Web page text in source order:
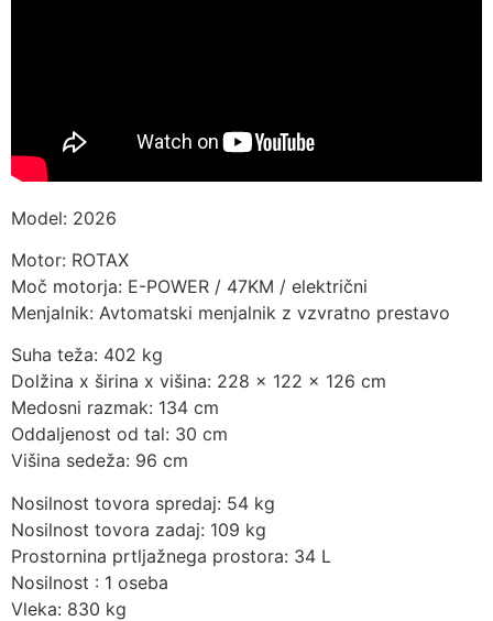
Model: 2026
Motor: ROTAX
Moč motorja: E-POWER / 47KM / električni
Menjalnik: Avtomatski menjalnik z vzvratno prestavo
Suha teža: 402 kg
Dolžina x širina x višina: 228 x 122 x 126 cm
Medosni razmak: 134 cm
Oddaljenost od tal: 30 cm
Višina sedeža: 96 cm
Nosilnost tovora spredaj: 54 kg
Nosilnost tovora zadaj: 109 kg
Prostornina prtljažnega prostora: 34 L
Nosilnost : 1 oseba
Vleka: 830 kg